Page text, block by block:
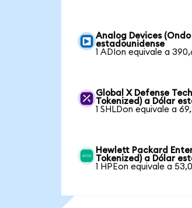
Analog Devices
estadounidense
1 ADIon equivale a
Global X Defense
Tokenized) a Dólar
1 SHLDon equivale a
Hewlett Packard
Tokenized) a Dólar
1 HPEon equivale a